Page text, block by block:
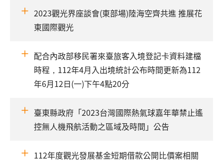
2023觀光界座談會(東部場)陸海空齊共進 推展花
東國際觀光
配合內政部移民署來臺旅客入境登記卡資料建檔
時程，112年4月入出境統計公布時間更新為112
年6月12日(一)下午4點20分
臺東縣政府「2023台灣國際熱氣球嘉年華禁止遙
控無人機飛航活動之區域及時間」公告
112年度觀光發展基金短期借款公開比價案相關